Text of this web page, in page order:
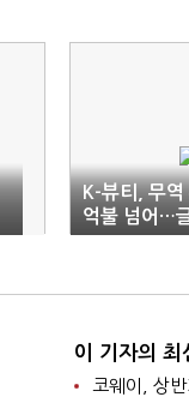
K-뷰티, 무
억불 넘어…
화장품 수출
이 기자의 최
코웨이, 상